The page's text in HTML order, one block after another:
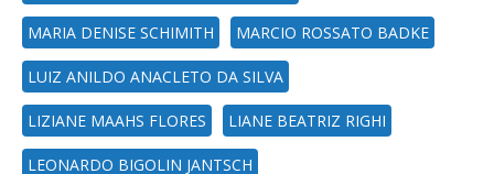
MARIA DENISE SCHIMITH MARCIO ROSSATO BADKE
LUIZ ANILDO ANACLETO DA SILVA
LIZIANE MAAHS FLORES LIANE BEATRIZ RIGHI
LEONARDO BIGOLIN JANTSCH